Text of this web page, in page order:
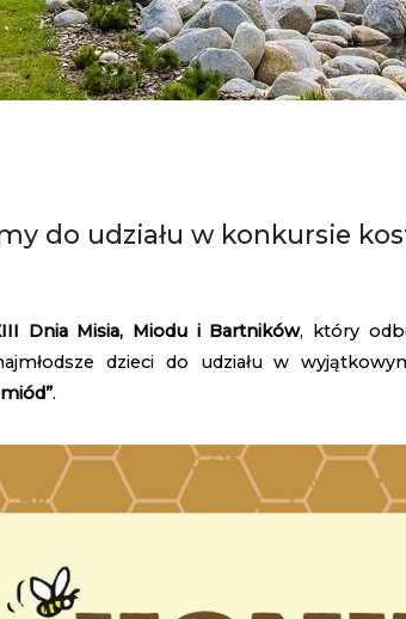
do udziału w konkursie
Dnia Misia, Miodu i Bartników, który
dzieci do udziału w
.